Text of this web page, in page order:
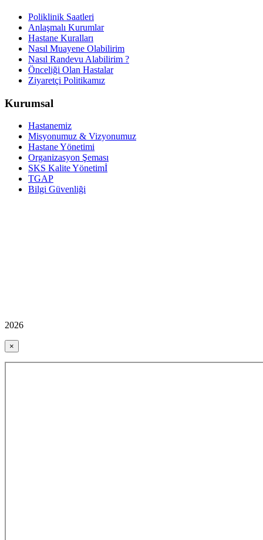
Poliklinik Saatleri
Anlaşmalı Kurumlar
Hastane Kuralları
Nasıl Muayene Olabilirim
Nasıl Randevu Alabilirim ?
Önceliği Olan Hastalar
Ziyaretçi Politikamız
Kurumsal
Hastanemiz
Misyonumuz & Vizyonumuz
Hastane Yönetimi
Organizasyon Şeması
SKS Kalite Yönetimİ
TGAP
Bilgi Güvenliği
2026
×